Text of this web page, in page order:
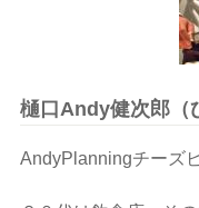
樋口Andy健次郎（
AndyPlanningチーズ